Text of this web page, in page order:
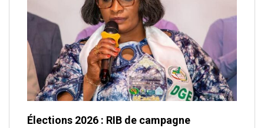
Élections 2026 : RIB de campagne